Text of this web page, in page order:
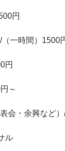
円
一時間）1500
円
～
会・余興など）
ル